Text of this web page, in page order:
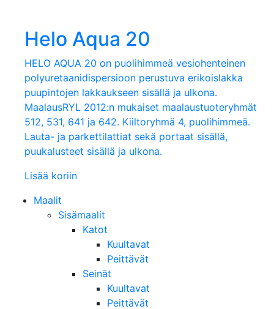
Helo Aqua 20
HELO AQUA 20 on puolihimmeä vesiohenteinen
polyuretaanidispersioon perustuva erikoislakka
puupintojen lakkaukseen sisällä ja ulkona.
MaalausRYL 2012:n mukaiset maalaustuoteryhmät
512, 531, 641 ja 642. Kiiltoryhmä 4, puolihimmeä.
Lauta- ja parkettilattiat sekä portaat sisällä,
puukalusteet sisällä ja ulkona.
Lisää koriin
Maalit
Sisämaalit
Katot
Kuultavat
Peittävät
Seinät
Kuultavat
Peittävät